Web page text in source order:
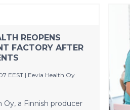
nollaamiseen.
sähköistäminen
ja osittain
suunnittelua täysin
yliopiston ja LUT-
ja sähköisiä
in
REOPENS
FACTORY AFTER
EEST | Eevia Health Oy
Oy, a Finnish producer